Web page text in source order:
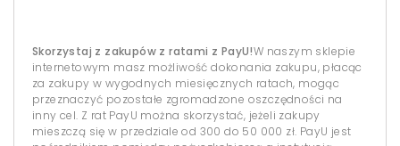
Skorzystaj z zakupów z ratami z PayU!W naszym sklepie
internetowym masz możliwość dokonania zakupu, płacąc
za zakupy w wygodnych miesięcznych ratach, mogąc
przeznaczyć pozostałe zgromadzone oszczędności na
inny cel. Z rat PayU można skorzystać, jeżeli zakupy
mieszczą się w przedziale od 300 do 50 000 zł. PayU jest